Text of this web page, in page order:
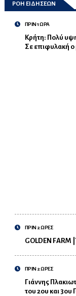
ΡΟΗ ΕΙΔΗΣΕΩΝ
ΠΡΙΝ 1 ΩΡΑ
Κρήτη: Πολύ
Σε επιφυλακή ο
ΠΡΙΝ 2 ΩΡΕΣ
GOLDEN FARM
ΠΡΙΝ 2 ΩΡΕΣ
Γιάννης
του 2ου και 3ου